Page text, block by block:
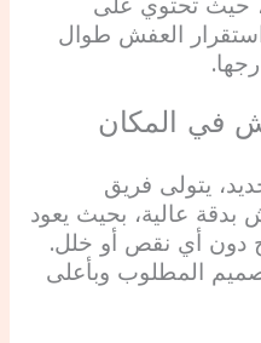
حيث تحتوي على
العفش طوال
في المكان
يتولى فريق
عالية، بحيث يعود
دون أي نقص أو خلل.
المطلوب وبأعلى